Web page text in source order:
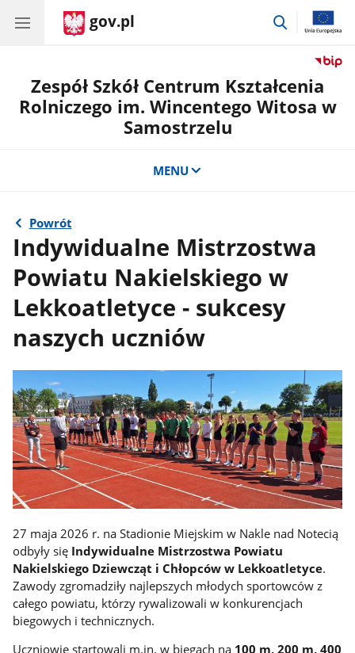
gov.pl
przejdź
Zespół Szkół Centrum Kształcenia
Rolniczego im. Wincentego Witosa w
Samostrzelu
MENU
Powrót
Indywidualne Mistrzostwa
Powiatu Nakielskiego w
Lekkoatletyce - sukcesy
naszych uczniów
27 maja 2026 r. na Stadionie Miejskim w Nakle nad Notecią
odbyły się Indywidualne Mistrzostwa Powiatu
Nakielskiego Dziewcząt i Chłopców w Lekkoatletyce.
Zawody zgromadziły najlepszych młodych sportowców z
całego powiatu, którzy rywalizowali w konkurencjach
biegowych i technicznych.
Uczniowie startowali m.in. w biegach na 100 m, 200 m, 400